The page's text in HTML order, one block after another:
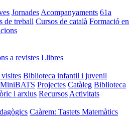
Jornades Acompanyaments 61a
de treball Cursos de català Formació en
a revistes Llibres
Biblioteca infantil i juvenil
MiniBATS Projectes Catàleg Biblioteca
i arxius Recursos Activitats
Caàrem: Tastets Matemàtics